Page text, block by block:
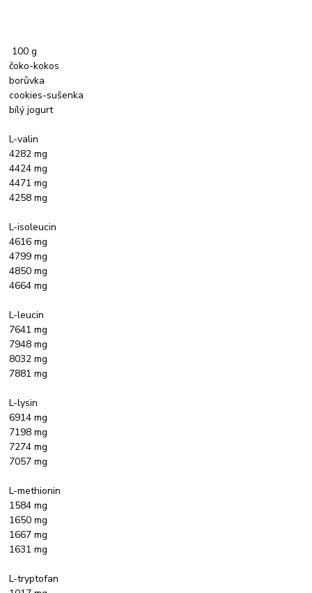
100 g
čoko-kokos
borůvka
cookies-sušenka
bílý jogurt
L-valin
4282 mg
4424 mg
4471 mg
4258 mg
L-isoleucin
4616 mg
4799 mg
4850 mg
4664 mg
L-leucin
7641 mg
7948 mg
8032 mg
7881 mg
L-lysin
6914 mg
7198 mg
7274 mg
7057 mg
L-methionin
1584 mg
1650 mg
1667 mg
1631 mg
L-tryptofan